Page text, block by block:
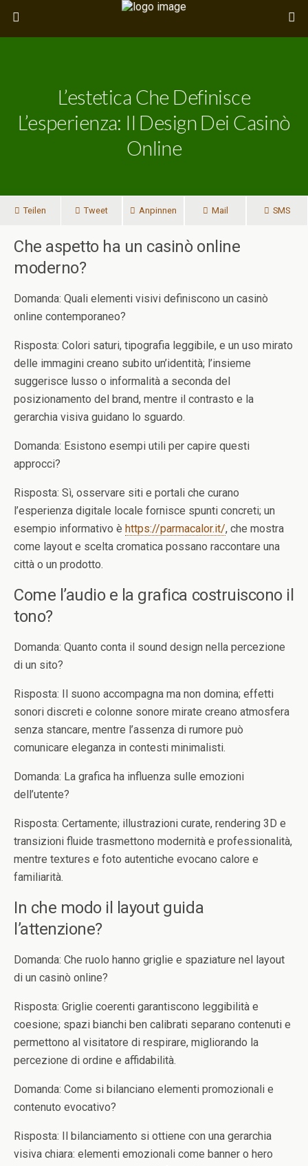
L’estetica Che Definisce
L’esperienza: Il Design Dei Casinò
Online
Teilen Tweet Anpinnen Mail SMS
Che aspetto ha un casinò online
moderno?
Domanda: Quali elementi visivi definiscono un casinò
online contemporaneo?
Risposta: Colori saturi, tipografia leggibile, e un uso mirato
delle immagini creano subito un’identità; l’insieme
suggerisce lusso o informalità a seconda del
posizionamento del brand, mentre il contrasto e la
gerarchia visiva guidano lo sguardo.
Domanda: Esistono esempi utili per capire questi
approcci?
Risposta: Sì, osservare siti e portali che curano
l’esperienza digitale locale fornisce spunti concreti; un
esempio informativo è https://parmacalor.it/, che mostra
come layout e scelta cromatica possano raccontare una
città o un prodotto.
Come l’audio e la grafica costruiscono il
tono?
Domanda: Quanto conta il sound design nella percezione
di un sito?
Risposta: Il suono accompagna ma non domina; effetti
sonori discreti e colonne sonore mirate creano atmosfera
senza stancare, mentre l’assenza di rumore può
comunicare eleganza in contesti minimalisti.
Domanda: La grafica ha influenza sulle emozioni
dell’utente?
Risposta: Certamente; illustrazioni curate, rendering 3D e
transizioni fluide trasmettono modernità e professionalità,
mentre textures e foto autentiche evocano calore e
familiarità.
In che modo il layout guida
l’attenzione?
Domanda: Che ruolo hanno griglie e spaziature nel layout
di un casinò online?
Risposta: Griglie coerenti garantiscono leggibilità e
coesione; spazi bianchi ben calibrati separano contenuti e
permettono al visitatore di respirare, migliorando la
percezione di ordine e affidabilità.
Domanda: Come si bilanciano elementi promozionali e
contenuto evocativo?
Risposta: Il bilanciamento si ottiene con una gerarchia
visiva chiara: elementi emozionali come banner o hero